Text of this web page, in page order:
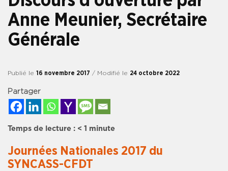
Anne Meunier, Secrétaire
Générale
Publié le 16 novembre 2017 / Modifié le 24 octobre 2022
Partager
Temps de lecture : < 1 minute
Journées Nationales 2017 du
SYNCASS-CFDT